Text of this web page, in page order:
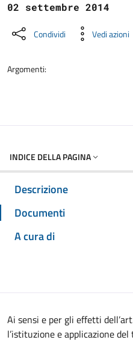
02 settembre 2014
Condividi Vedi azioni
Argomenti:
INDICE DELLA PAGINA
Descrizione
Documenti
A cura di
Ai sensi e per gli effetti
l’istituzione e applicazione